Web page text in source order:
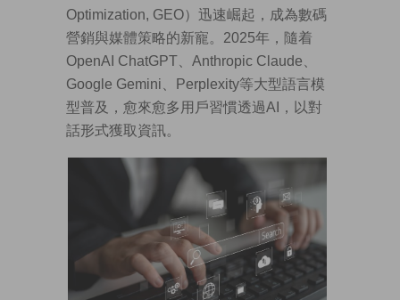
Optimization, GEO）迅速崛起，成為數碼
營銷與媒體策略的新寵。2025年，隨着
OpenAI ChatGPT、Anthropic Claude、
Google Gemini、Perplexity等大型語言模
型普及，愈來愈多用戶習慣透過AI，以對
話形式獲取資訊。